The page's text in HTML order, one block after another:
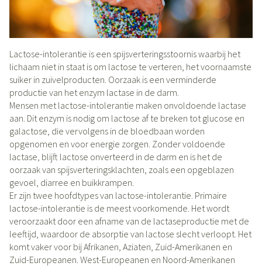
Lactose-intolerantie is een spijsverteringsstoornis waarbij het
lichaam niet in staat is om lactose te verteren, het voornaamste
suiker in zuivelproducten. Oorzaak is een verminderde
productie van het enzym lactase in de darm.
Mensen met lactose-intolerantie maken onvoldoende lactase
aan. Dit enzym is nodig om lactose af te breken tot glucose en
galactose, die vervolgens in de bloedbaan worden
opgenomen en voor energie zorgen. Zonder voldoende
lactase, blijft lactose onverteerd in de darm en is het de
oorzaak van spijsverteringsklachten, zoals een opgeblazen
gevoel, diarree en buikkrampen.
Er zijn twee hoofdtypes van lactose-intolerantie. Primaire
lactose-intolerantie is de meest voorkomende. Het wordt
veroorzaakt door een afname van de lactaseproductie met de
leeftijd, waardoor de absorptie van lactose slecht verloopt. Het
komt vaker voor bij Afrikanen, Aziaten, Zuid-Amerikanen en
Zuid-Europeanen. West-Europeanen en Noord-Amerikanen